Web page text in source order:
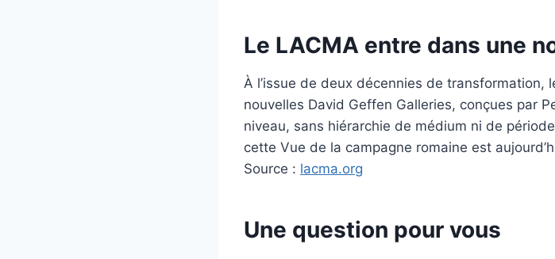
Le LACMA entre dans une
À l’issue de deux décennies de transformation,
nouvelles David Geffen Galleries, conçues par
niveau, sans hiérarchie de médium ni de
cette Vue de la campagne romaine est
Source : lacma.org
Une question pour vous